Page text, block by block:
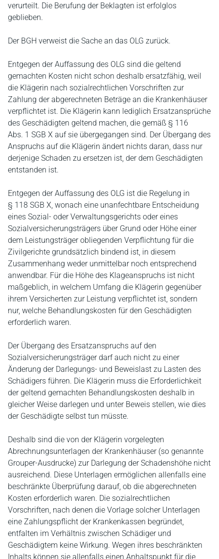
verurteilt. Die Berufung der Beklagten ist erfolglos
geblieben.
Der BGH verweist die Sache an das OLG zurück.
Entgegen der Auffassung des OLG sind die geltend
gemachten Kosten nicht schon deshalb ersatzfähig, weil
die Klägerin nach sozialrechtlichen Vorschriften zur
Zahlung der abgerechneten Beträge an die Krankenhäuser
verpflichtet ist. Die Klägerin kann lediglich Ersatzansprüche
des Geschädigten geltend machen, die gemäß § 116
Abs. 1 SGB X auf sie übergegangen sind. Der Übergang des
Anspruchs auf die Klägerin ändert nichts daran, dass nur
derjenige Schaden zu ersetzen ist, der dem Geschädigten
entstanden ist.
Entgegen der Auffassung des OLG ist die Regelung in
§ 118 SGB X, wonach eine unanfechtbare Entscheidung
eines Sozial- oder Verwaltungsgerichts oder eines
Sozialversicherungsträgers über Grund oder Höhe einer
dem Leistungsträger obliegenden Verpflichtung für die
Zivilgerichte grundsätzlich bindend ist, in diesem
Zusammenhang weder unmittelbar noch entsprechend
anwendbar. Für die Höhe des Klageanspruchs ist nicht
maßgeblich, in welchem Umfang die Klägerin gegenüber
ihrem Versicherten zur Leistung verpflichtet ist, sondern
nur, welche Behandlungskosten für den Geschädigten
erforderlich waren.
Der Übergang des Ersatzanspruchs auf den
Sozialversicherungsträger darf auch nicht zu einer
Änderung der Darlegungs- und Beweislast zu Lasten des
Schädigers führen. Die Klägerin muss die Erforderlichkeit
der geltend gemachten Behandlungskosten deshalb in
gleicher Weise darlegen und unter Beweis stellen, wie dies
der Geschädigte selbst tun müsste.
Deshalb sind die von der Klägerin vorgelegten
Abrechnungsunterlagen der Krankenhäuser (so genannte
Grouper-Ausdrucke) zur Darlegung der Schadenshöhe nicht
ausreichend. Diese Unterlagen ermöglichen allenfalls eine
beschränkte Überprüfung darauf, ob die abgerechneten
Kosten erforderlich waren. Die sozialrechtlichen
Vorschriften, nach denen die Vorlage solcher Unterlagen
eine Zahlungspflicht der Krankenkassen begründet,
entfalten im Verhältnis zwischen Schädiger und
Geschädigtem keine Wirkung. Wegen ihres beschränkten
Inhalts können sie allenfalls einen Anhaltspunkt für die